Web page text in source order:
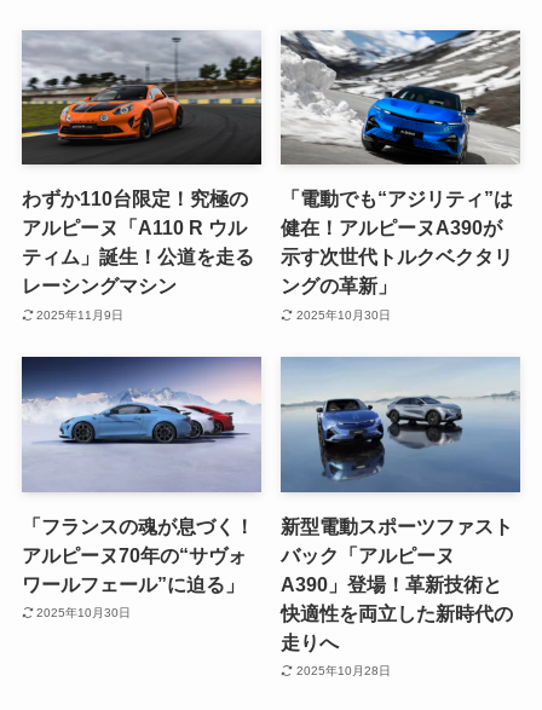
わずか110台限定！究極の
アルピーヌ「A110 R ウル
ティム」誕生！公道を走る
レーシングマシン
2025年11月9日
「電動でも“アジリティ”は
健在！アルピーヌA390が
示す次世代トルクベクタリ
ングの革新」
2025年10月30日
「フランスの魂が息づく！
アルピーヌ70年の“サヴォ
ワールフェール”に迫る」
2025年10月30日
新型電動スポーツファスト
バック「アルピーヌ
A390」登場！革新技術と
快適性を両立した新時代の
走りへ
2025年10月28日